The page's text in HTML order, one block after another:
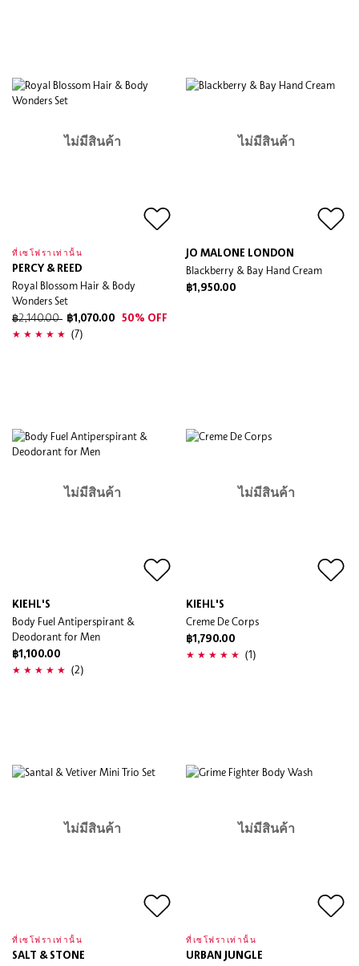
ไม่มีสินค้า
ที่เซโฟราเท่านั้น
PERCY & REED
Royal Blossom Hair & Body
Wonders Set
฿2,140.00 ฿1,070.00 50% OFF
(7)
ไม่มีสินค้า
JO MALONE LONDON
Blackberry & Bay Hand Cream
฿1,950.00
ไม่มีสินค้า
KIEHL'S
Body Fuel Antiperspirant &
Deodorant for Men
฿1,100.00
(2)
ไม่มีสินค้า
KIEHL'S
Creme De Corps
฿1,790.00
(1)
ไม่มีสินค้า
ที่เซโฟราเท่านั้น
SALT & STONE
ไม่มีสินค้า
ที่เซโฟราเท่านั้น
URBAN JUNGLE